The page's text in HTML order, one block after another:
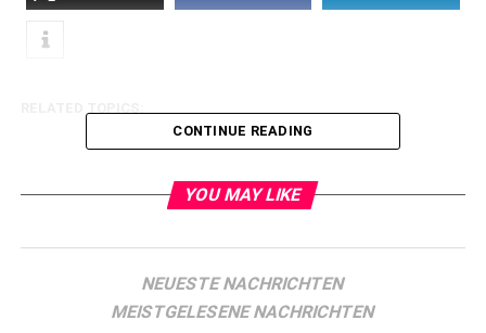
CONTINUE READING
YOU MAY LIKE
NEUESTE NACHRICHTEN
MEISTGELESENE NACHRICHTEN